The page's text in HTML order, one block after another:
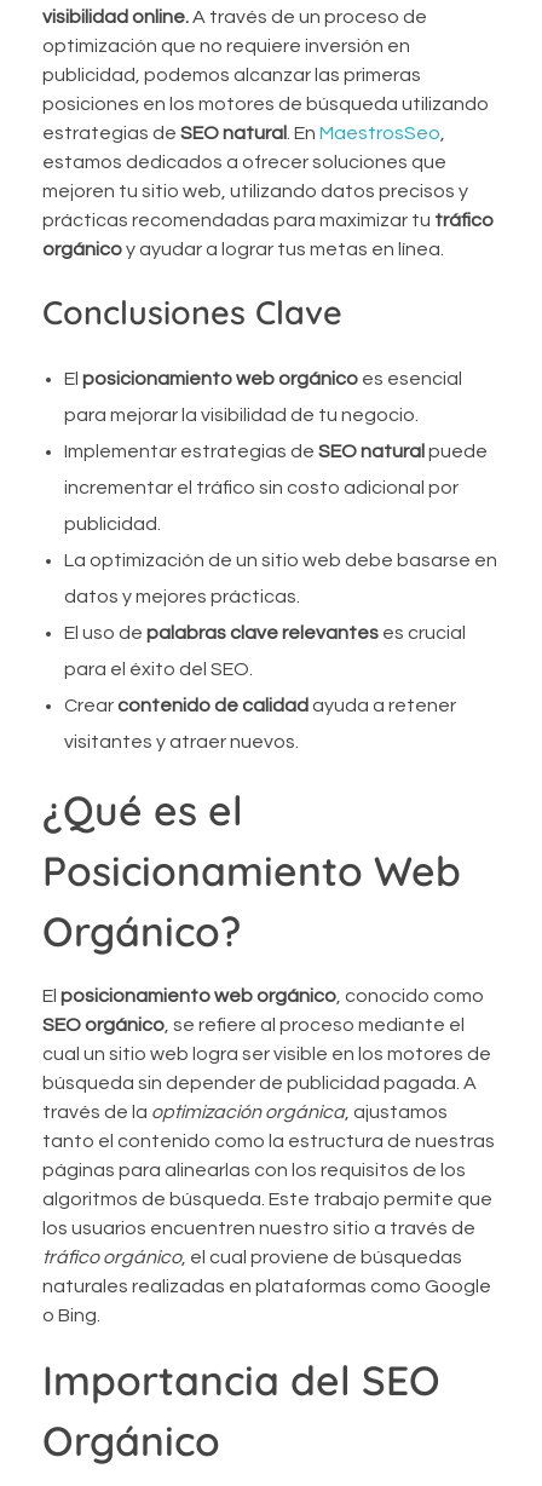
visibilidad online.A través de un proceso de
optimización que no requiere inversión en
publicidad, podemos alcanzar las primeras
posiciones en los motores de búsqueda utilizando
estrategias de SEO natural. En MaestrosSeo,
estamos dedicados a ofrecer soluciones que
mejoren tu sitio web, utilizando datos precisos y
prácticas recomendadas para maximizar tu tráfico
orgánicoy ayudar a lograr tus metas en línea.
Conclusiones Clave
El posicionamiento web orgánicoes esencial
para mejorar la visibilidad de tu negocio.
Implementar estrategias de SEO natural puede
incrementar el tráfico sin costo adicional por
publicidad.
La optimización de un sitio web debe basarse en
datos y mejores prácticas.
El uso de palabras clave relevanteses crucial
para el éxito del SEO.
Crearcontenido de calidad ayuda a retener
visitantes y atraer nuevos.
¿Qué es el
Posicionamiento Web
Orgánico?
El posicionamiento web orgánico, conocido como
SEO orgánico, se refiere al proceso mediante el
cual un sitio web logra ser visible en los motores de
búsqueda sin depender de publicidad pagada. A
través de la optimización orgánica, ajustamos
tanto el contenido como la estructura de nuestras
páginas para alinearlas con los requisitos de los
algoritmos de búsqueda. Este trabajo permite que
los usuarios encuentren nuestro sitio a través de
tráfico orgánico, el cual proviene de búsquedas
naturales realizadas en plataformas como Google
o Bing.
Importancia del SEO
Orgánico